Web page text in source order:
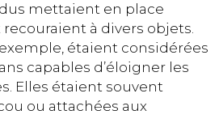
mettaient en place
à divers objets.
étaient considérées
capables d’éloigner les
Elles étaient souvent
ou attachées aux